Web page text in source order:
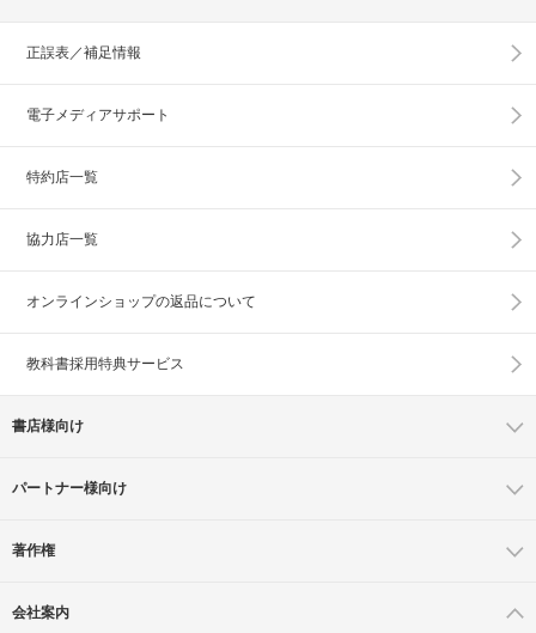
正誤表／補足情報
電子メディアサポート
特約店一覧
協力店一覧
オンラインショップの返品について
教科書採用特典サービス
書店様向け
パートナー様向け
著作権
会社案内